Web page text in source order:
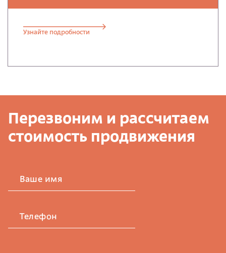
Узнайте подробности
Перезвоним и рассчитаем
стоимость продвижения
Ваше имя
Телефон